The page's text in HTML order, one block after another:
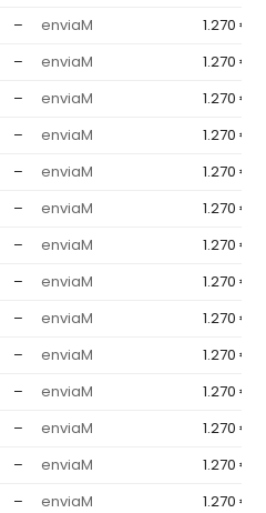
– enviaM
1.270 €
– enviaM
1.270 €
– enviaM
1.270 €
– enviaM
1.270 €
– enviaM
1.270 €
– enviaM
1.270 €
– enviaM
1.270 €
– enviaM
1.270 €
– enviaM
1.270 €
– enviaM
1.270 €
– enviaM
1.270 €
– enviaM
1.270 €
– enviaM
1.270 €
– enviaM
1.270 €